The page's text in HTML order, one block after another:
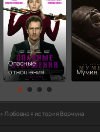
Опасные
отношения
Мумия
» Любовная история Ворчуна